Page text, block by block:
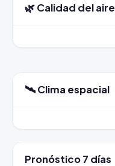
🌿 Calidad del aire
🛰️ Clima espacial
Pronóstico 7 días